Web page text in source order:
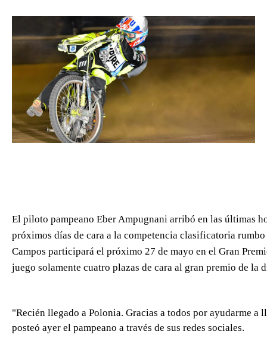
El piloto pampeano Eber Ampugnani arribó en las últimas
próximos días de cara a la competencia clasificatoria
Campos participará el próximo 27 de mayo en el Gran
juego solamente cuatro plazas de cara al gran premio de la
"Recién llegado a Polonia. Gracias a todos por ayudarme a
posteó ayer el pampeano a través de sus redes sociales.